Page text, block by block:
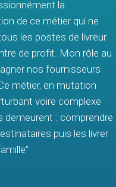
la
de ce métier qui ne
les postes de livreur
de profit. Mon rôle au
nos fournisseurs
métier, en mutation
voire complexe
demeurent : comprendre
puis les livrer